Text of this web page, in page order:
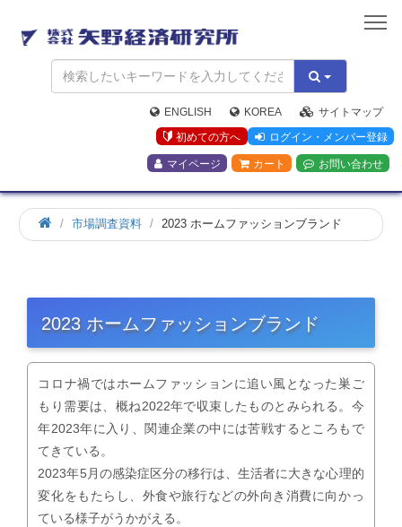
矢
野
経
済
研
究
所
ENGLISH KOREA
サイトマップ
初めての方へ
ログイン・メンバー登録
マイページ カート お問い合わせ
市場調査資料 2023 ホームファッションブランド
2023 ホームファッションブランド
コロナ禍ではホームファッションに追い風となった巣ご
もり需要は、概ね2022年で収束したものとみられる。今
年2023年に入り、関連企業の中には苦戦するところもで
てきている。
2023年5月の感染症区分の移行は、生活者に大きな心理的
変化をもたらし、外食や旅行などの外向き消費に向かっ
ている様子がうかがえる。